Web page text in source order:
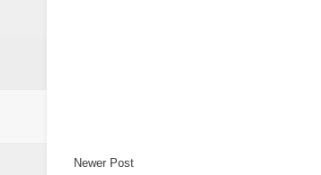
Newer Post